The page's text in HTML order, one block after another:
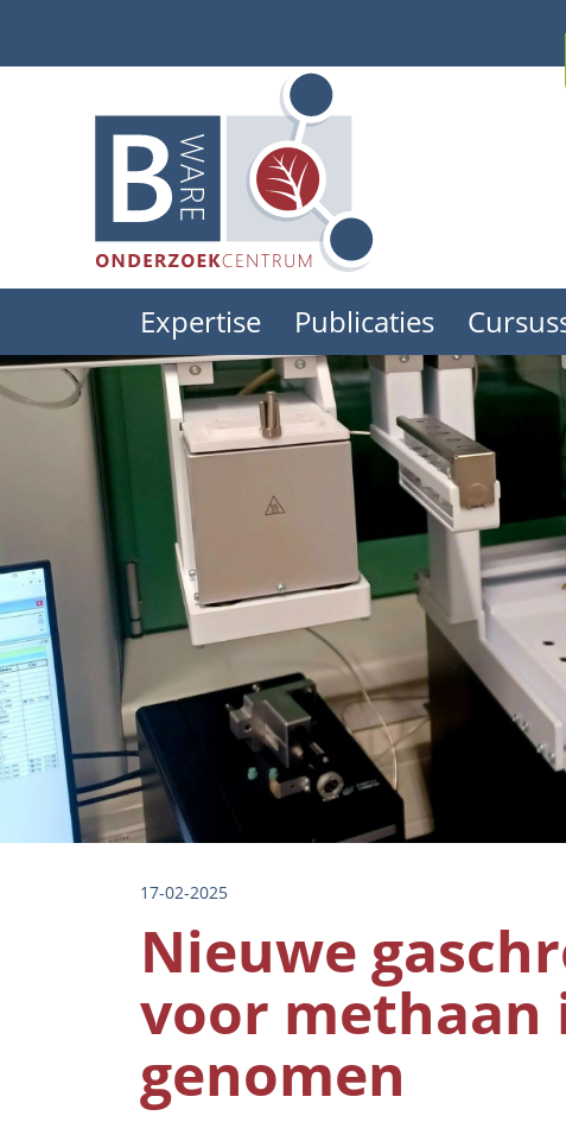
menu
Expertise Publicaties
17-02-2025
Nieuwe
voor methaan
genomen